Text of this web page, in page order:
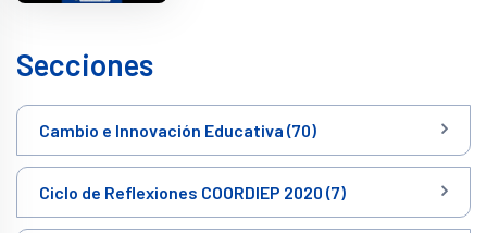
Secciones
Cambio e Innovación Educativa (70)
Ciclo de Reflexiones COORDIEP 2020 (7)